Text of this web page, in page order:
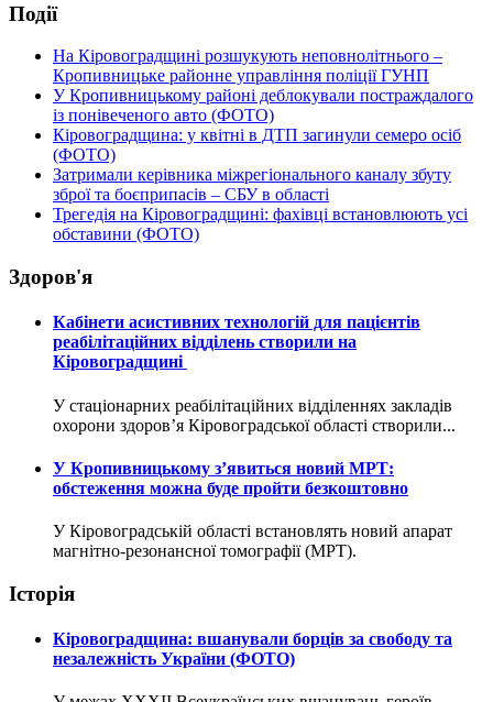
Події
На Кіровоградщині розшукують неповнолітнього –
Кропивницьке районне управління поліції ГУНП
У Кропивницькому районі деблокували постраждалого
із понівеченого авто (ФОТО)
Кіровоградщина: у квітні в ДТП загинули семеро осіб
(ФОТО)
Затримали керівника міжрегіонального каналу збуту
зброї та боєприпасів – СБУ в області
Трегедія на Кіровоградщині: фахівці встановлюють усі
обставини (ФОТО)
Здоров'я
Кабінети асистивних технологій для пацієнтів
реабілітаційних відділень створили на
Кіровоградщині
У стаціонарних реабілітаційних відділеннях закладів
охорони здоров’я Кіровоградської області створили...
У Кропивницькому з’явиться новий МРТ:
обстеження можна буде пройти безкоштовно
У Кіровоградській області встановлять новий апарат
магнітно-резонансної томографії (МРТ).
Історія
Кіровоградщина: вшанували борців за свободу та
незалежність України (ФОТО)